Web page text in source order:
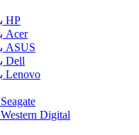
باتری لپ تاپ HP
باتری لپ تاپ Acer
باتری لپ تاپ ASUS
باتری لپ تاپ Dell
باتری لپ تاپ Lenovo
هارد لپ تاپ Seagate
هارد لپ تاپ Western Digital